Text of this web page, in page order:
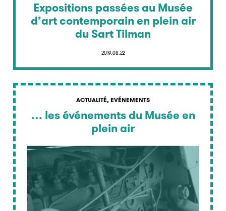
Expositions passées au Musée
d’art contemporain en plein air
du Sart Tilman
2019.08.22
ACTUALITÉ, EVÉNEMENTS
… les événements du Musée en
plein air